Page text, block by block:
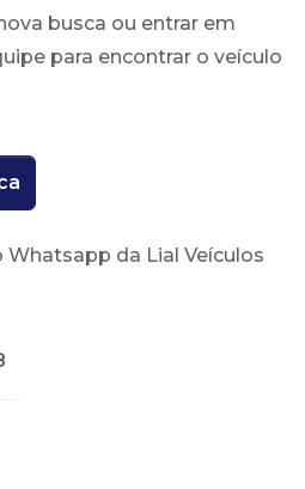
busca ou entrar em
para encontrar o veículo
da Lial Veículos